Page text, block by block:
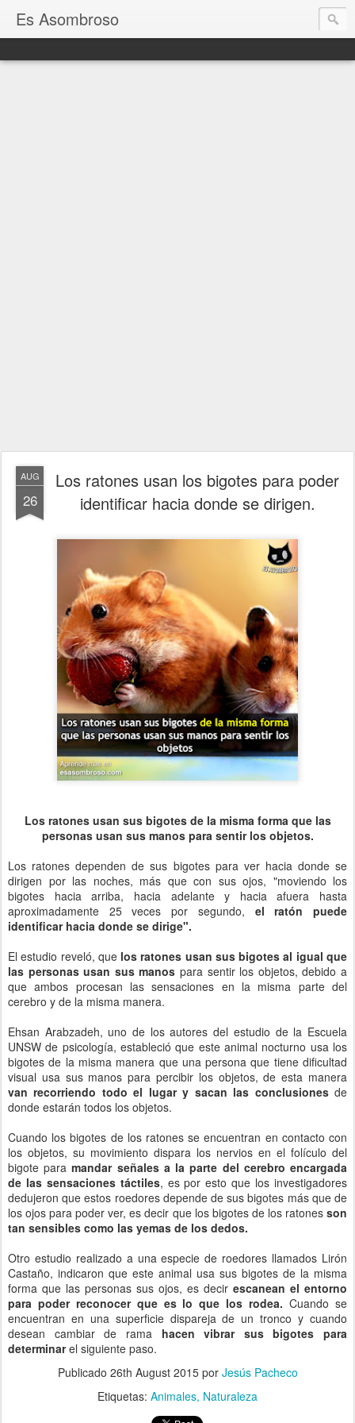
Es Asombroso
AUG
26
Los ratones usan los bigotes para poder
identificar hacia donde se dirigen.
Los ratones usan sus bigotes de la misma forma que las
personas usan sus manos para sentir los objetos.
Los ratones dependen de sus bigotes para ver hacia donde se
dirigen por las noches, más que con sus ojos, "moviendo los
bigotes hacia arriba, hacia adelante y hacia afuera hasta
aproximadamente 25 veces por segundo, el ratón puede
identificar hacia donde se dirige".
El estudio reveló, que los ratones usan sus bigotes al igual que
las personas usan sus manos para sentir los objetos, debido a
que ambos procesan las sensaciones en la misma parte del
cerebro y de la misma manera.
Ehsan Arabzadeh, uno de los autores del estudio de la Escuela
UNSW de psicología, estableció que este animal nocturno usa los
bigotes de la misma manera que una persona que tiene dificultad
visual usa sus manos para percibir los objetos, de esta manera
van recorriendo todo el lugar y sacan las conclusionesde
donde estarán todos los objetos.
Cuando los bigotes de los ratones se encuentran en contacto con
los objetos, su movimiento dispara los nervios en el folículo del
bigote paramandar señales a la parte del cerebro encargada
de las sensaciones táctiles, es por esto que los investigadores
dedujeron que estos roedores depende de sus bigotes más que de
los ojos para poder ver, es decir que los bigotes de los ratones son
tan sensibles como las yemas de los dedos.
Otro estudio realizado a una especie de roedores llamados Lirón
Castaño, indicaron que este animal usa sus bigotes de la misma
forma que las personas sus ojos, es decir escanean el entorno
para poder reconocer que es lo que los rodea. Cuando se
encuentran en una superficie dispareja de un tronco y cuando
desean cambiar de ramahacen vibrar sus bigotes para
determinarel siguiente paso.
Publicado 26th August 2015por Jesús Pacheco
Etiquetas: Animales Naturaleza